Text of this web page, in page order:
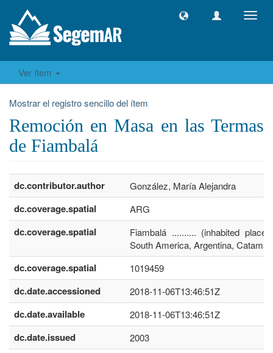
Ver ítem
Mostrar el registro sencillo del ítem
Remoción en Masa en las Termas
de Fiambalá
dc.contributor.author González, María Alejandra
dc.coverage.spatial ARG
dc.coverage.spatial
Fiambalá .......... (inhabited place)
South America, Argentina,
dc.coverage.spatial 1019459
dc.date.accessioned 2018-11-06T13:46:51Z
dc.date.available 2018-11-06T13:46:51Z
dc.date.issued 2003